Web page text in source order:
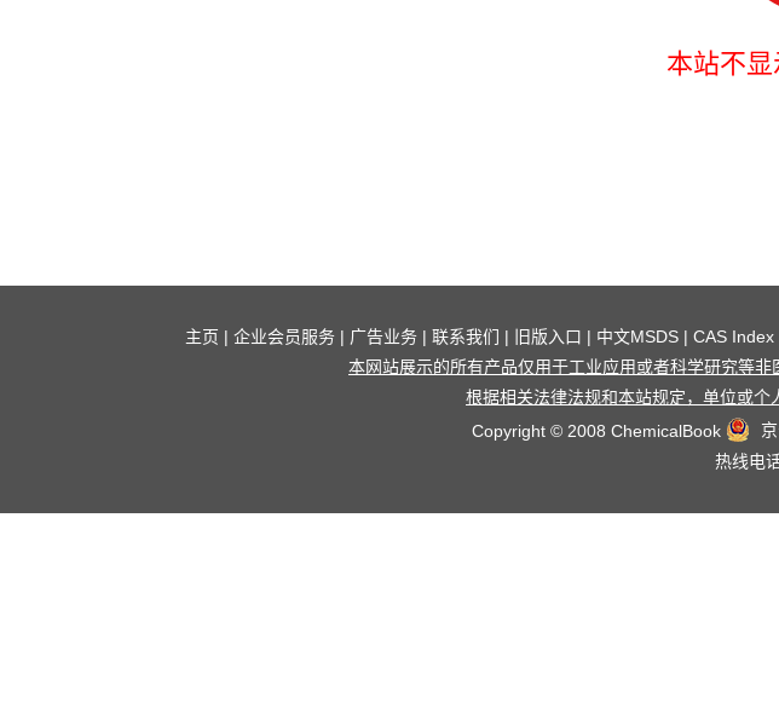
本站不显
主页 | 企业会员服务 | 广告业务 | 联系我们 | 旧版入口 | 中文MSDS | CAS Index
本网站展示的所有产品仅用于工业应用或者科学研究等
根据相关法律法规和本站规定，单位或个
Copyright © 2008 ChemicalBook
热线电